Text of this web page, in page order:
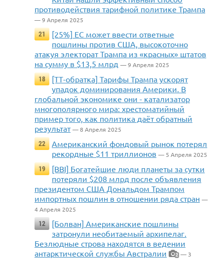
противодействия тарифной политике Трампа
— 9 Апреля 2025
21
[25%] ЕС может ввести ответные
пошлины против США, высокоточно
атакуя электорат Трампа из «красных» штатов
на сумму в $13,5 млрд — 9 Апреля 2025
18
[ТТ-обратка] Тарифы Трампа ускорят
упадок доминирования Америки. В
глобальной экономике они - катализатор
многополярного мира: хрестоматийный
пример того, как политика даёт обратный
результат — 8 Апреля 2025
22
Американский фондовый рынок потерял
рекордные $11 триллионов — 5 Апреля 2025
19
[BBI] Богатейшие люди планеты за сутки
потеряли $208 млрд после объявления
президентом США Дональдом Трампом
импортных пошлин в отношении ряда стран —
4 Апреля 2025
12
[Болван] Американские пошлины
затронули необитаемый архипелаг.
Безлюдные строва находятся в ведении
антарктической службы Австралии
2 — 3